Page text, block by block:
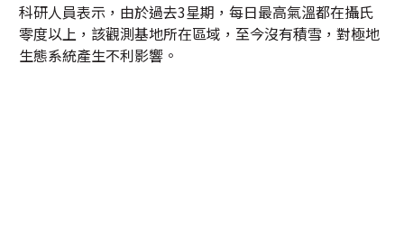
科研人員表示，由於過去3星期，每日最高氣溫都在攝氏
零度以上，該觀測基地所在區域，至今沒有積雪，對極地
生態系統產生不利影響。